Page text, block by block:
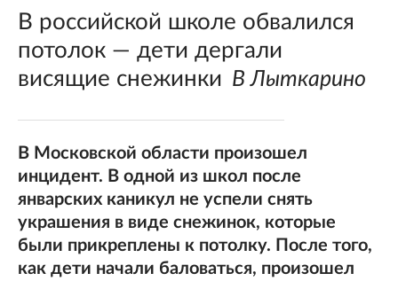
В российской школе обвалился
потолок — дети дергали
висящие снежинки В Лыткарино
В Московской области произошел
инцидент. В одной из школ после
январских каникул не успели снять
украшения в виде снежинок, которые
были прикреплены к потолку. После того,
как дети начали баловаться, произошел